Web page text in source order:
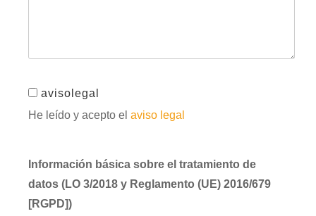
avisolegal
He leído y acepto el aviso legal
Información básica sobre el tratamiento de
datos (LO 3/2018 y Reglamento (UE) 2016/679
[RGPD])